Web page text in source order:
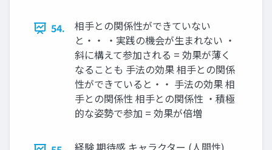
54.
相手との関係性ができていない
と・・ ・実践の機会が生まれない ・
斜に構えて参加される = 効果が薄く
なることも 手法の効果 相手との関係
性ができていると・・ 手法の効果 相
手との関係性 相手との関係性 ・積極
的な姿勢で参加 = 効果が倍増